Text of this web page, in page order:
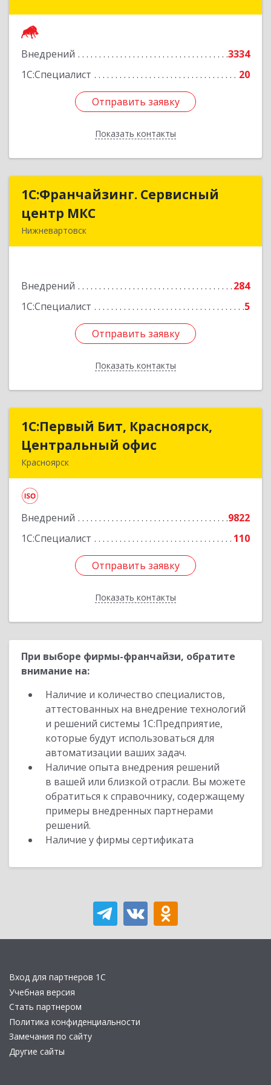
Внедрений
3334
1С:Специалист
20
Отправить заявку
Показать контакты
Отправить заявку
Назад
1С:Франчайзинг. Сервисный
центр МКС
Нижневартовск
Внедрений
284
1С:Специалист
5
Отправить заявку
Показать контакты
1С:Франчайзинг. Сервисный
Подробнее
Отправить заявку
Назад
1С:Первый Бит, Красноярск,
Центральный офис
Красноярск
Внедрений
9822
1С:Специалист
110
Отправить заявку
Показать контакты
1С:Первый Бит, Красноярск,
Центральный офис
Подробнее
Отправить заявку
Назад
При выборе фирмы-франчайзи, обратите
внимание на:
Наличие и количество специалистов,
аттестованных на внедрение технологий
и решений системы 1С:Предприятие,
которые будут использоваться для
автоматизации ваших задач.
Наличие опыта внедрения решений
в вашей или близкой отрасли. Вы можете
обратиться к справочнику, содержащему
примеры внедренных партнерами
решений.
Наличие у фирмы сертификата
Вход для партнеров 1С
Учебная версия
Стать партнером
Политика конфиденциальности
Замечания по сайту
Другие сайты